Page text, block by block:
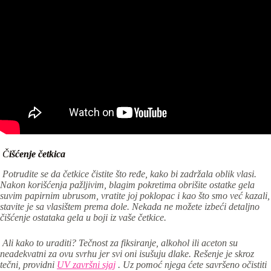
Čišćenje četkica
Potrudite se da četkice čistite što ređe, kako bi zadržala oblik vlasi.
Nakon korišćenja pažljivim, blagim pokretima obrišite ostatke gela
suvim papirnim ubrusom, vratite joj poklopac i kao što smo već kazali,
stavite je sa vlasištem prema dole. Nekada ne možete izbeći detaljno
čišćenje ostataka gela u boji iz vaše četkice.
Ali kako to uraditi? Tečnost za fiksiranje, alkohol ili aceton su
neadekvatni za ovu svrhu jer svi oni isušuju dlake. Rešenje je skroz
tečni, providni UV završni sjaj . Uz pomoć njega ćete savršeno očistiti